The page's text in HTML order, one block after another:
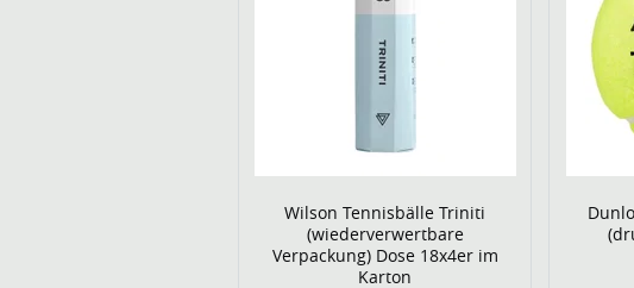
Wilson Tennisbälle Triniti
(wiederverwertbare
Verpackung) Dose 18x4er im
Karton